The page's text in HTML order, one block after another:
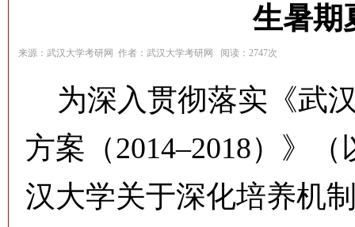
生暑期
来源：武汉大学考研网 作者：武汉大学考研网 阅读： 2747次
为深入贯彻落实《武
方案（2014–2018）》
汉大学关于深化培养机